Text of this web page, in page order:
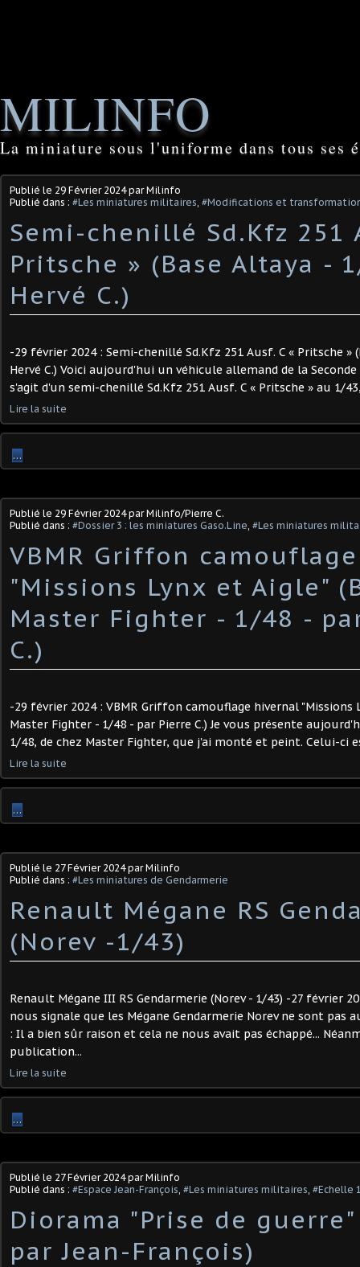
MILINFO
La miniature sous l'uniforme dans tous ses
Publié le 29 Février 2024par Milinfo
Publié dans : #Les miniatures militaires, #Modifications et
Semi-chenillé Sd.Kfz 251
Pritsche » (Base Altaya -
Hervé C.) ​
-29 février 2024 : Semi-chenillé Sd.Kfz 251 Ausf. C « Pritsche »
Hervé C.) Voici aujourd'hui un véhicule allemand de la
s'agit d'un semi-chenillé Sd.Kfz 251 Ausf. C « Pritsche » au 1/
Lire la suite
…
Publié le 29 Février 2024par Milinfo/Pierre C.
Publié dans : #Dossier 3 : les miniatures Gaso.Line, #Les miniatures
VBMR Griffon
"Missions Lynx et Aigle"
Master Fighter - 1/48 -
C.) ​
-29 février 2024 : VBMR Griffon camouflage hivernal "Missions
Master Fighter - 1/48 - par Pierre C.) Je vous présente
1/48, de chez Master Fighter, que j'ai monté et peint. Celui-ci
Lire la suite
…
Publié le 27 Février 2024par Milinfo
Publié dans : #Les miniatures de Gendarmerie
Renault Mégane RS
(Norev -1/43)
Renault Mégane III RS Gendarmerie (Norev - 1/43) -27 février
nous signale que les Mégane Gendarmerie Norev ne sont pas
: Il a bien sûr raison et cela ne nous avait pas échappé...
publication...
Lire la suite
…
Publié le 27 Février 2024par Milinfo
Publié dans : #Espace Jean-François, #Les miniatures militaires, #Echelle
Diorama "Prise de
par Jean-François)